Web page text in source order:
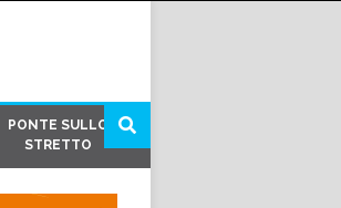
PONTE SULLO
STRETTO